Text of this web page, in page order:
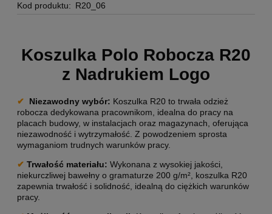
Kod produktu: R20_06
Koszulka Polo Robocza R20
z Nadrukiem Logo
✔ Niezawodny wybór: Koszulka R20 to trwała odzież
robocza dedykowana pracownikom, idealna do pracy na
placach budowy, w instalacjach oraz magazynach, oferująca
niezawodność i wytrzymałość. Z powodzeniem sprosta
wymaganiom trudnych warunków pracy.
✔ Trwałość materiału: Wykonana z wysokiej jakości,
niekurczliwej bawełny o gramaturze 200 g/m², koszulka R20
zapewnia trwałość i solidność, idealną do ciężkich warunków
pracy.